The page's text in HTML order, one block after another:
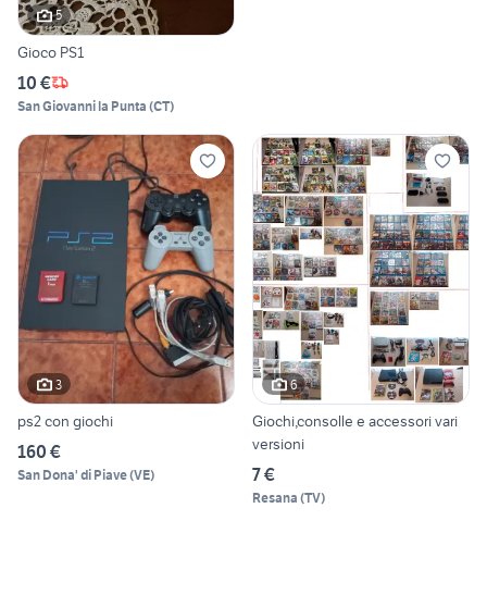
5
Gioco PS1
10 €
San Giovanni la Punta (CT)
3
ps2 con giochi
160 €
San Dona' di Piave(VE)
6
Giochi,consolle e accessori vari
versioni
7 €
Resana (TV)